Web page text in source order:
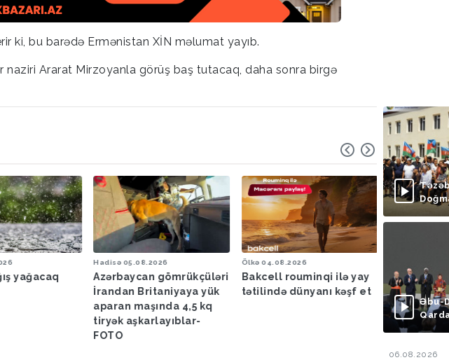
ki, bu barədə Ermənistan XİN məlumat yayıb.
naziri Ararat Mirzoyanla görüş baş tutacaq, daha sonra birgə
yağacaq
Hadisə 05.08.2026
Azərbaycan gömrükçüləri
İrandan Britaniyaya yük
aparan maşında 4,5 kq
tiryək aşkarlayıblar-
FOTO
Ölkə 04.08.2026
Bakcell rouminqi ilə yay
tətilində dünyanı kəşf et
FHN: Bu il
ərazilərdə
nəfərin
nəfər
Əbu-
06.08.2026